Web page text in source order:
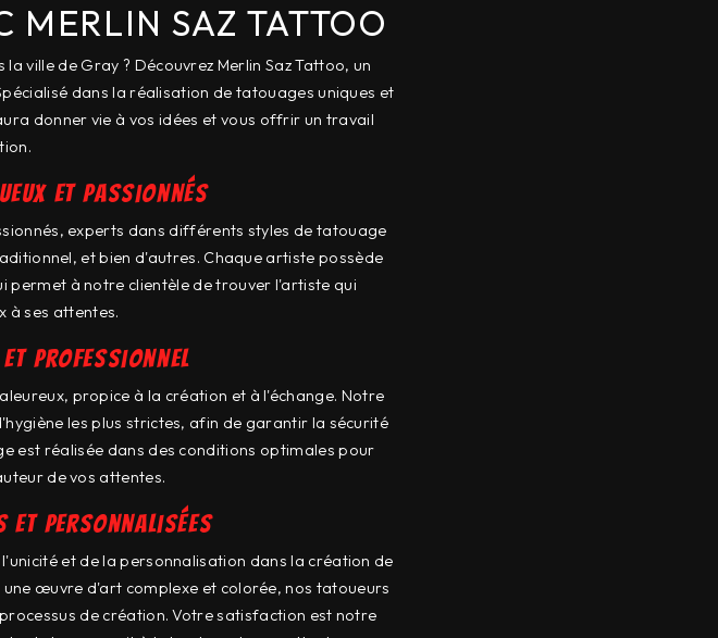
MERLIN SAZ TATTOO
ville de Gray ? Découvrez Merlin Saz Tattoo, un
dans la réalisation de tatouages uniques et
donner vie à vos idées et vous offrir un travail
et Passionnés
experts dans différents styles de tatouage
et bien d'autres. Chaque artiste possède
permet à notre clientèle de trouver l'artiste qui
à ses attentes.
et Professionnel
propice à la création et à l'échange. Notre
les plus strictes, afin de garantir la sécurité
est réalisée dans des conditions optimales pour
de vos attentes.
et Personnalisées
et de la personnalisation dans la création de
œuvre d'art complexe et colorée, nos tatoueurs
de création. Votre satisfaction est notre